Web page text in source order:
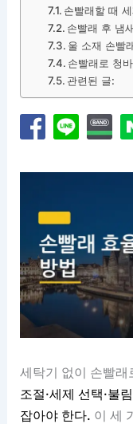
손빨래할 때
손빨래 후 냄
울 소재 손빨
손빨래로 청
관련된 글:
세탁기 없이 손빨
조절·세제 선택·불
잡아야 한다. 이 세